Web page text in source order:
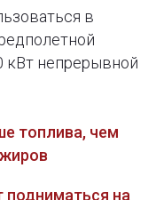
в
кВт непрерывной
топлива, чем
на